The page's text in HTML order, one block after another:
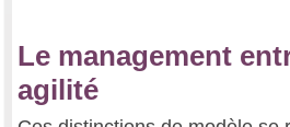
Le management
agilité